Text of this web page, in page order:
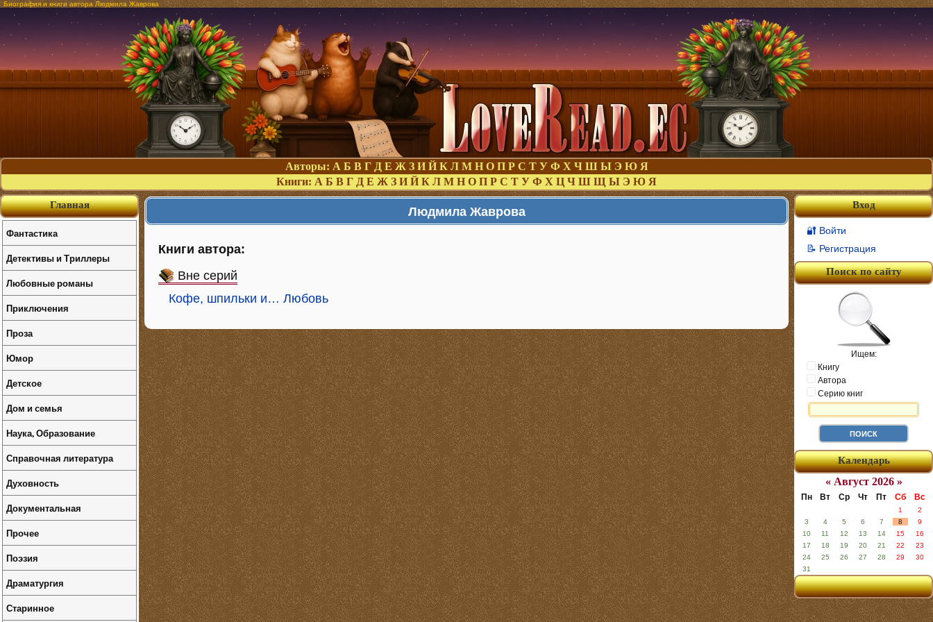
Биография и книги автора Людмила Жаврова
Авторы: А Б В Г Д Е Ж З И Й К Л М Н О П Р С Т У Ф Х Ч Ш Ы Э Ю Я
Книги: А Б В Г Д Е Ж З И Й К Л М Н О П Р С Т У Ф Х Ц Ч Ш Щ Ы Э Ю Я
Людмила Жаврова
Книги автора:
Вне серий
Кофе, шпильки и… Любовь
Вход
🔐 Войти
📝 Регистрация
Поиск по сайту
Ищем:
Книгу
Автора
Серию книг
Календарь
« Август 2026 »
Пн Вт Ср Чт Пт Сб Вс
1
2
3
4 5 6 7 8
9
10
11 12 13 14 15
16
17
18 19 20 21 22
23
24
25 26 27 28 29
30
31
Главная
Фантастика
Детективы и Триллеры
Любовные романы
Приключения
Проза
Юмор
Детское
Дом и семья
Наука, Образование
Справочная литература
Духовность
Документальная
Прочее
Поэзия
Драматургия
Старинное